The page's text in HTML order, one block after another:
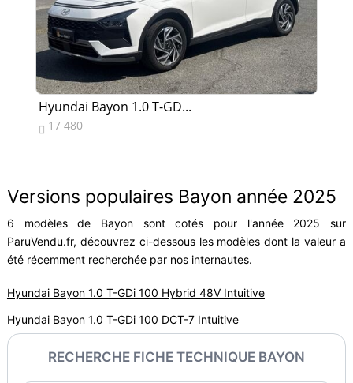
Hyundai Bayon 1.0 T-GD...
 17 480
Versions populaires Bayon année 2025
6 modèles de Bayon sont cotés pour l'année 2025 sur
ParuVendu.fr, découvrez ci-dessous les modèles dont la valeur a
été récemment recherchée par nos internautes.
Hyundai Bayon 1.0 T-GDi 100 Hybrid 48V Intuitive
Hyundai Bayon 1.0 T-GDi 100 DCT-7 Intuitive
RECHERCHE FICHE TECHNIQUE BAYON